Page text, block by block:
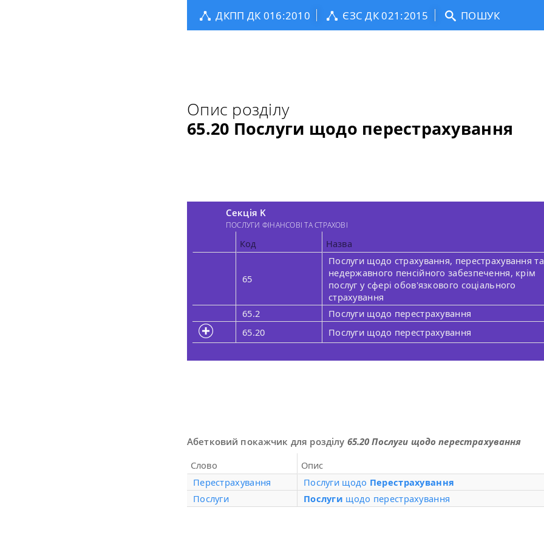
ДКПП ДК 016:2010 ЄЗС ДК 021:2015 ПОШУК
Опис розділу
65.20 Послуги щодо перестрахування
Секція K
ПОСЛУГИ ФІНАНСОВІ ТА СТРАХОВІ
Код Назва
65
Послуги щодо страхування, перестрахування та
недержавного пенсійного забезпечення, крім
послуг у сфері обов'язкового соціального
страхування
65.2
Послуги щодо перестрахування
65.20
Послуги щодо перестрахування
Абетковий покажчик для розділу 65.20 Послуги щодо перестрахування
Слово
Опис
Перестрахування
Послуги щодо Перестрахування
Послуги
Послуги щодо перестрахування